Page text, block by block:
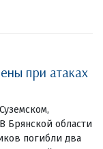
при атаках
Брянской области
погибли два